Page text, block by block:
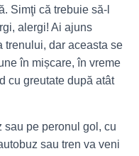
Simţi că trebuie să-l
alergi! Ai ajuns
trenului, dar aceasta se
în mișcare, în vreme
cu greutate după atât
sau pe peronul gol, cu
sau tren va veni